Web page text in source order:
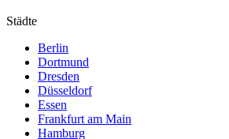
Städte
Berlin
Dortmund
Dresden
Düsseldorf
Essen
Frankfurt am Main
Hamburg